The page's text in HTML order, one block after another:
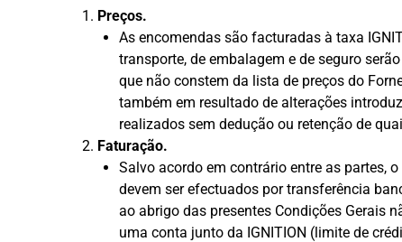
Preços.
As encomendas são facturadas à taxa
transporte, de embalagem e de seguro
que não constem da lista de preços do
também em resultado de alterações
realizados sem dedução ou retenção de
Faturação.
Salvo acordo em contrário entre as partes,
devem ser efectuados por transferência
ao abrigo das presentes Condições Gerais
uma conta junto da IGNITION (limite de